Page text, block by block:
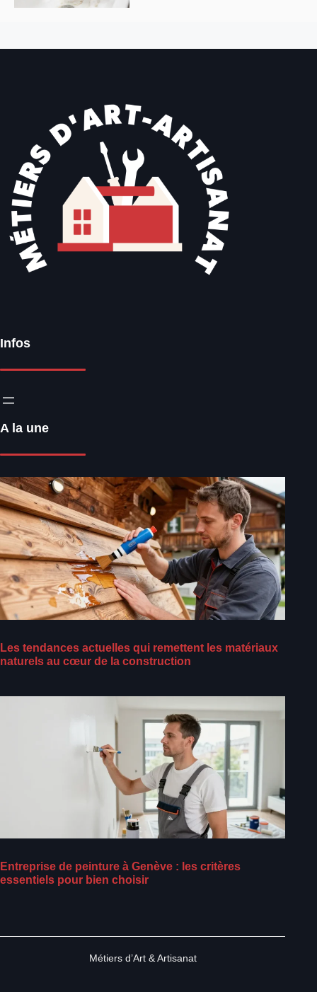
Infos
A la une
Les tendances actuelles qui remettent les matériaux
naturels au cœur de la construction
Entreprise de peinture à Genève : les critères
essentiels pour bien choisir
Métiers d’Art & Artisanat